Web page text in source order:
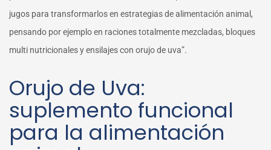
jugos para transformarlos en estrategias de alimentación animal,
pensando por ejemplo en raciones totalmente mezcladas, bloques
multi nutricionales y ensilajes con orujo de uva”.
Orujo de Uva:
suplemento funcional
para la alimentación